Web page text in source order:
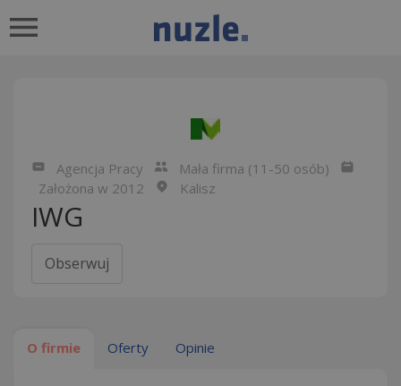
Agencja Pracy
Mała firma (11-50 osób)
Założona w 2012
Kalisz
IWG
Obserwuj
O firmie Oferty Opinie